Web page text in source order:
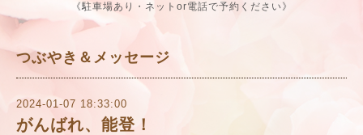
《駐車場あり・ネットor電話で予約ください》
つぶやき＆メッセージ
2024-01-07 18:33:00
がんばれ、能登！